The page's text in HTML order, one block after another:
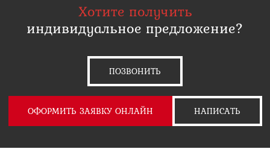
Хотите получить
индивидуальное предложение?
ПОЗВОНИТЬ
ОФОРМИТЬ ЗАЯВКУ ОНЛАЙН НАПИСАТЬ